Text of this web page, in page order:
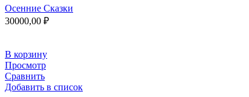
Осенние Сказки
30000,00 ₽
В корзину
Просмотр
Сравнить
Добавить в список